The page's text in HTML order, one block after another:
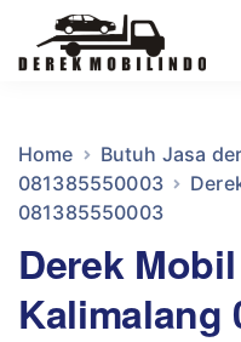
Home
Butuh Jasa
081385550003
081385550003
Derek
Kalimalang